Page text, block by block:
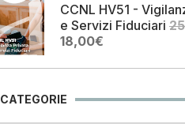
25,00€. 18,00€.
CCNL HV51 -
e Servizi Fiduciari
Il
originale
25,00€.
18,00€Il
attuale
18,00€.
CATEGORIE